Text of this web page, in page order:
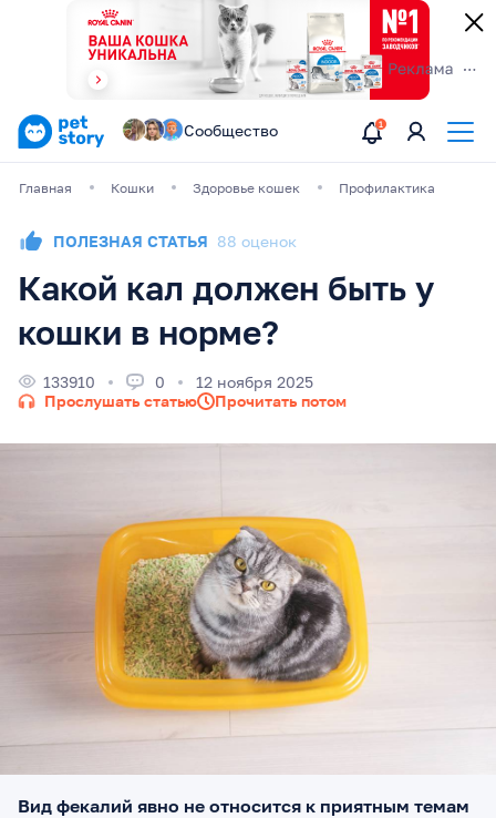
Сообщество
Главная Кошки Здоровье кошек Профилактика
ПОЛЕЗНАЯ СТАТЬЯ 88 оценок
Какой кал должен быть у
кошки в норме?
133910 0
12 ноября 2025
Прослушать статью
Прочитать потом
Вид фекалий явно не относится к приятным темам